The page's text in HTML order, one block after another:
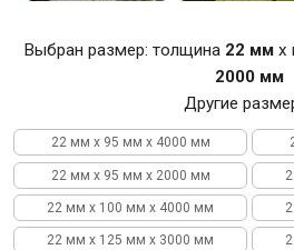
Выбран размер: толщина 22 ммx
2000 мм
Другие
22 мм x 95 мм x 4000 мм
22 мм x 95 мм x 2000 мм
22 мм x 100 мм x 4000 мм
22 мм x 125 мм x 3000 мм